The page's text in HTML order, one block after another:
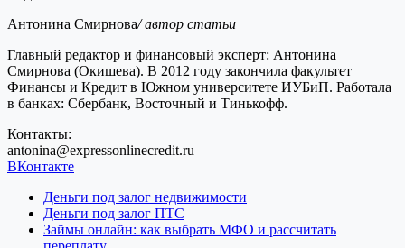
Антонина Смирнова/ автор статьи
Главный редактор и финансовый эксперт: Антонина
Смирнова (Окишева). В 2012 году закончила факультет
Финансы и Кредит в Южном университете ИУБиП. Работала
в банках: Сбербанк, Восточный и Тинькофф.
Контакты:
antonina@expressonlinecredit.ru
ВКонтакте
Деньги под залог недвижимости
Деньги под залог ПТС
Займы онлайн: как выбрать МФО и рассчитать